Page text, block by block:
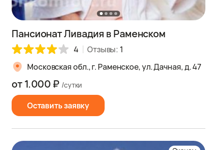
Пансионат Ливадия в Раменском
4 Отзывы: 1
Московская обл., г. Раменское, ул. Дачная, д. 47
Оставить заявку
от 1.000 ₽ /сутки